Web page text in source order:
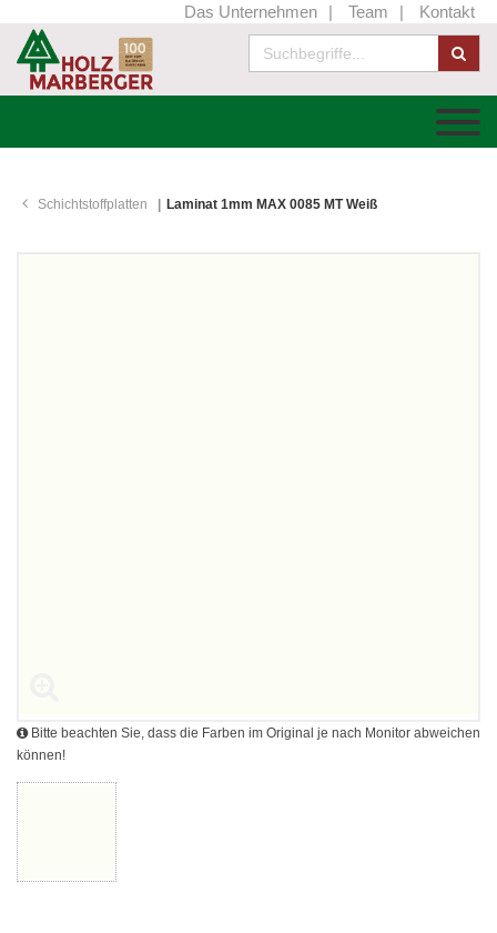
Das Unternehmen Team Kontakt
Schichtstoffplatten Laminat 1mm MAX 0085 MT Weiß
Bitte beachten Sie, dass die Farben im Original je nach Monitor abweichen
können!